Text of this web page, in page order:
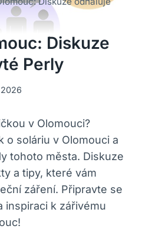
Diskuze
Perly
v Olomouci?
o soláriu v Olomouci a
tohoto města. Diskuze
a tipy, které vám
záření. Připravte se
inspiraci k zářivému